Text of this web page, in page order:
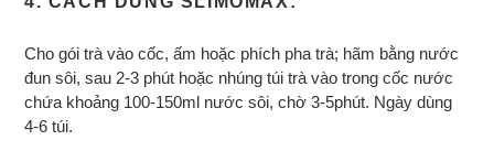
Cho gói trà vào cốc, ấm hoặc phích pha trà; hãm bằng nước
đun sôi, sau 2-3 phút hoặc nhúng túi trà vào trong cốc nước
chứa khoảng 100-150ml nước sôi, chờ 3-5phút. Ngày dùng
4-6 túi.